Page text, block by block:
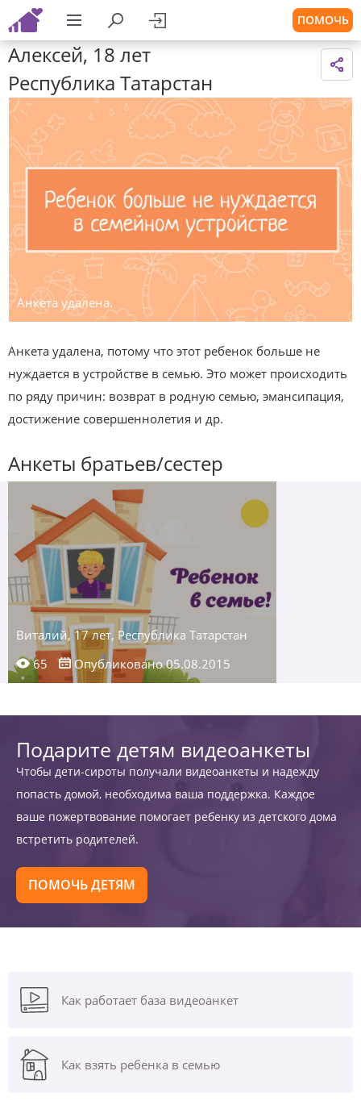
ПОМОЧЬ
Алексей, 18 лет
Республика Татарстан
Анкета удалена.
Анкета удалена, потому что этот ребенок больше не
нуждается в устройстве в семью. Это может происходить
по ряду причин: возврат в родную семью, эмансипация,
достижение совершеннолетия и др.
Анкеты братьев/сестер
Виталий, 17 лет, Республика Татарстан
65
Опубликовано 05.08.2015
Подарите детям видеоанкеты
Чтобы дети-сироты получали видеоанкеты и надежду
попасть домой, необходима ваша поддержка. Каждое
ваше пожертвование помогает ребенку из детского дома
встретить родителей.
ПОМОЧЬ ДЕТЯМ
Как работает база видеоанкет
Как взять ребенка в семью